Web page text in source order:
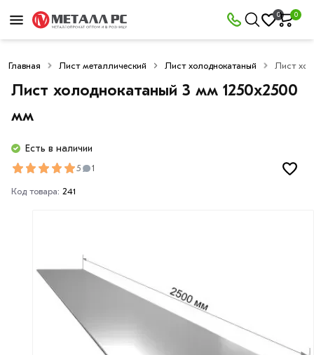
0 0
Главная Лист металлический Лист холоднокатаный Лист
Лист холоднокатаный 3 мм 1250х2500
мм
Есть в наличии
5 1
Код товара: 241